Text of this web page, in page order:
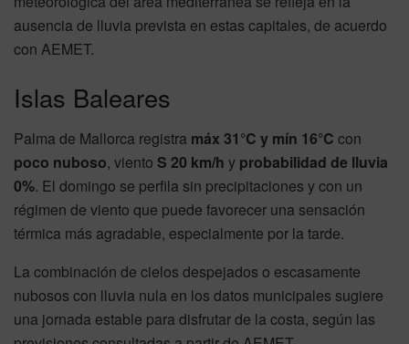
ausencia de lluvia prevista en estas capitales, de acuerdo
con AEMET.
Islas Baleares
Palma de Mallorca registra máx 31°C y mín 16°C con
poco nuboso, viento S 20 km/h y probabilidad de lluvia
0%. El domingo se perfila sin precipitaciones y con un
régimen de viento que puede favorecer una sensación
térmica más agradable, especialmente por la tarde.
La combinación de cielos despejados o escasamente
nubosos con lluvia nula en los datos municipales sugiere
una jornada estable para disfrutar de la costa, según las